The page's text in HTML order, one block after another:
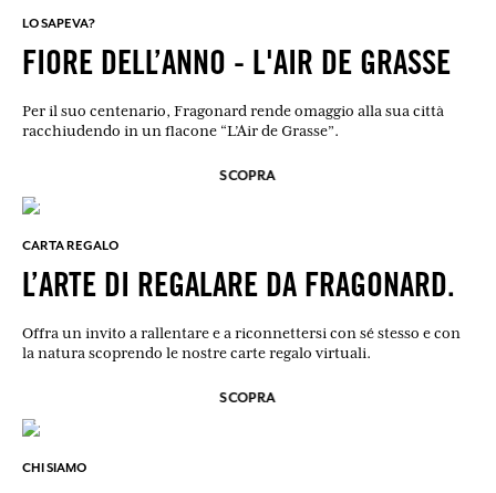
LO SAPEVA?
FIORE DELL’ANNO - L'AIR DE GRASSE
Per il suo centenario, Fragonard rende omaggio alla sua città
racchiudendo in un flacone “L’Air de Grasse”.
SCOPRA
CARTA REGALO
L’ARTE DI REGALARE DA FRAGONARD.
Offra un invito a rallentare e a riconnettersi con sé stesso e con
la natura scoprendo le nostre carte regalo virtuali.
SCOPRA
CHI SIAMO